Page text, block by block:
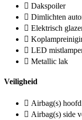
Dakspoiler
Dimlichten
Elektrisch
LED
Metallic lak
Veiligheid
Airbag(s)
Airbag(s) side